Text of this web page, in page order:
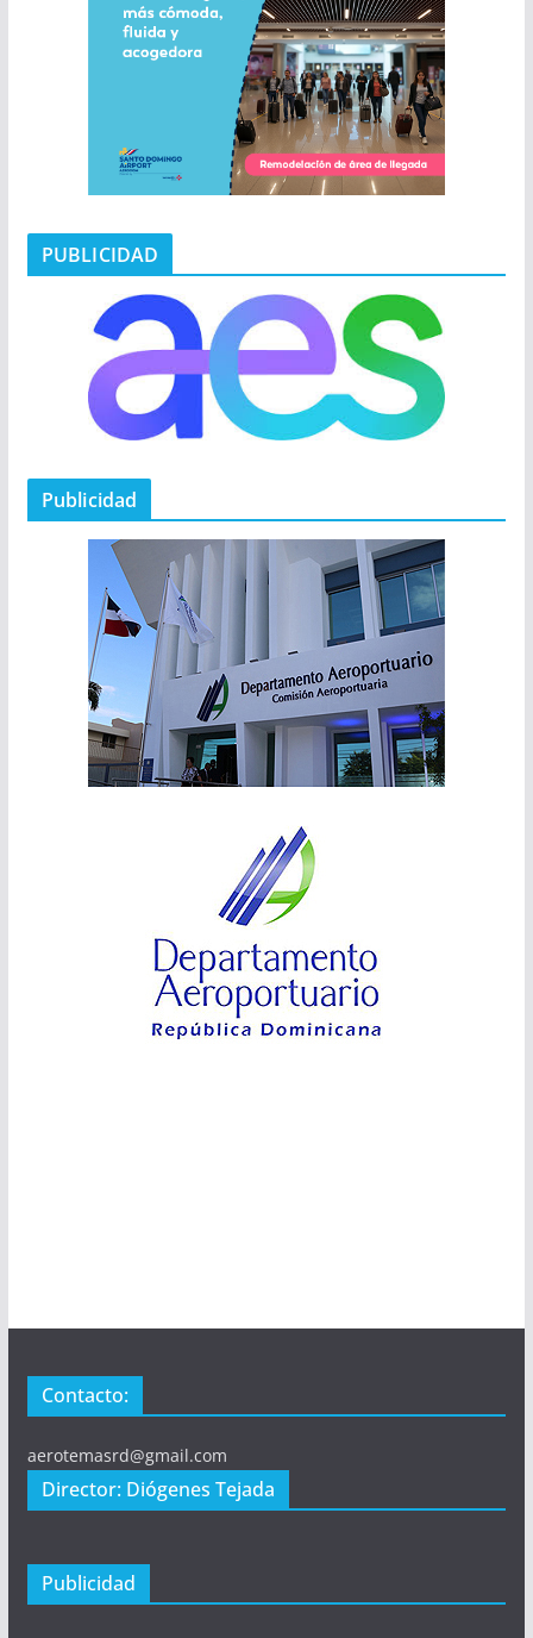
PUBLICIDAD
Publicidad
Contacto:
aerotemasrd@gmail.com
Director: Diógenes Tejada
Publicidad